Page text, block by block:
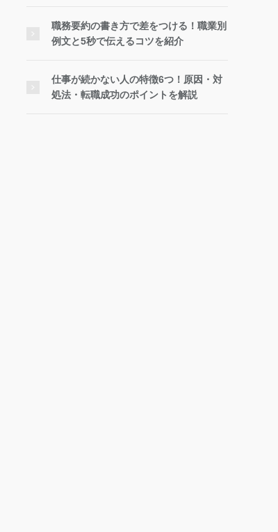
職務要約の書き方で差をつける！職業別
例文と5秒で伝えるコツを紹介
仕事が続かない人の特徴6つ！原因・対
処法・転職成功のポイントを解説